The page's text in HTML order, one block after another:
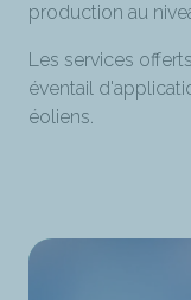
production au
Les services
éventail
éoliens.